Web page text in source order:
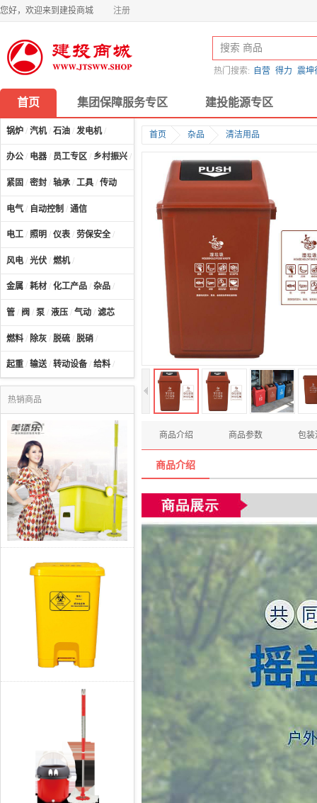
您好，欢迎来到建投商城 注册
热门搜索: 自营 得力 震坤
首页 集团保障服务专区 建投能源专区
锅炉 / 汽机/ 石油 / 发电机/
办公 / 电器 / 员工专区 / 乡村振兴 /
紧固 / 密封 / 轴承 / 工具 / 传动
电气 / 自动控制 / 通信
电工 / 照明 / 仪表 / 劳保安全 /
风电 / 光伏 / 燃机/
金属 / 耗材 / 化工产品 / 杂品 /
管 / 阀 / 泵 / 液压 / 气动 / 滤芯
燃料 / 除灰 / 脱硫 / 脱硝 /
起重 / 输送/ 转动设备 / 给料 /
热销商品
首页 杂品 清洁用品
商品介绍 商品参数 包装
商品介绍